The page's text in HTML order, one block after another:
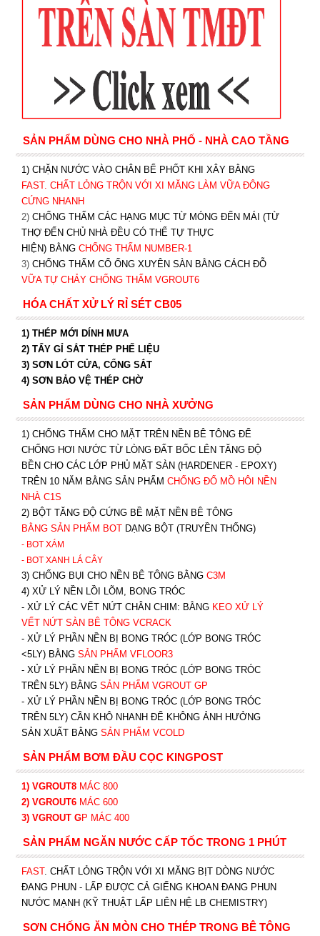
SẢN PHẨM DÙNG CHO NHÀ PHỐ - NHÀ CAO TẦNG
1) CHẶN NƯỚC VÀO CHÂN BỂ PHỐT KHI XÂY BẰNG
FAST. CHẤT LỎNG TRỘN VỚI XI MĂNG LÀM VỮA ĐÔNG
CỨNG NHANH
2) CHỐNG THẤM CÁC HẠNG MỤC TỪ MÓNG ĐẾN MÁI (TỪ
THỢ ĐẾN CHỦ NHÀ ĐỀU CÓ THỂ TỰ THỰC
HIỆN) BẰNG CHỐNG THẤM NUMBER-1
3) CHỐNG THẤM CỔ ỐNG XUYÊN SÀN BẰNG CÁCH ĐỖ
VỮA TỰ CHẢY CHỐNG THẤM VGROUT6
HÓA CHẤT XỬ LÝ RỈ SÉT CB05
1) THÉP MỚI DÍNH MƯA
2) TẨY GỈ SẮT THÉP PHẾ LIỆU
3) SƠN LÓT CỬA, CỔNG SẮT
4) SƠN BẢO VỆ THÉP CHỜ
SẢN PHẨM DÙNG CHO NHÀ XƯỞNG
1) CHỐNG THẤM CHO MẶT TRÊN NỀN BÊ TÔNG ĐỂ
CHỐNG HƠI NƯỚC TỪ LÒNG ĐẤT BỐC LÊN TĂNG ĐỘ
BỀN CHO CÁC LỚP PHỦ MẶT SÀN (HARDENER - EPOXY)
TRÊN 10 NĂM BẰNG SẢN PHẨM CHỐNG ĐỔ MỒ HÔI NỀN
NHÀ C1S
2) BỘT TĂNG ĐỘ CỨNG BỀ MẶT NỀN BÊ TÔNG
BẰNG SẢN PHẨM BOTDẠNG BỘT (TRUYỀN THỐNG)
- BOT XÁM
- BOT XANH LÁ CÂY
3) CHỐNG BỤI CHO NỀN BÊ TÔNG BẰNG C3M
4) XỬ LÝ NỀN LỒI LÕM, BONG TRÓC
- XỬ LÝ CÁC VẾT NỨT CHÂN CHIM: BẰNG KEO XỬ LÝ
VẾT NỨT SÀN BÊ TÔNG VCRACK
- XỬ LÝ PHẦN NỀN BỊ BONG TRÓC (LỚP BONG TRÓC
<5LY) BẰNG SẢN PHẨM VFLOOR3
- XỬ LÝ PHẦN NỀN BỊ BONG TRÓC (LỚP BONG TRÓC
TRÊN 5LY) BẰNG SẢN PHẨM VGROUT GP
- XỬ LÝ PHẦN NỀN BỊ BONG TRÓC (LỚP BONG TRÓC
TRÊN 5LY) CẦN KHÔ NHANH ĐỂ KHÔNG ẢNH HƯỞNG
SẢN XUẤT BẰNG SẢN PHẨM VCOLD
SẢN PHẨM BƠM ĐẦU CỌC KINGPOST
1) VGROUT8 MÁC 800
2) VGROUT6MÁC 600
3) VGROUT GP MÁC 400
SẢN PHẨM NGĂN NƯỚC CẤP TỐC TRONG 1 PHÚT
FAST. CHẤT LỎNG TRỘN VỚI XI MĂNG BỊT DÒNG NƯỚC
ĐANG PHUN - LẤP ĐƯỢC CẢ GIẾNG KHOAN ĐANG PHUN
NƯỚC MẠNH (KỸ THUẬT LẤP LIÊN HỆ LB CHEMISTRY)
SƠN CHỐNG ĂN MÒN CHO THÉP TRONG BÊ TÔNG